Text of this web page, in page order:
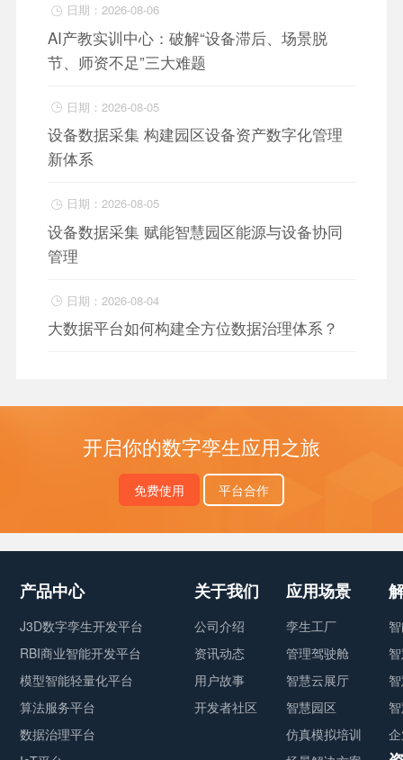
 日期：2026-08-06
AI产教实训中心：破解“设备滞后、场景脱
节、师资不足”三大难题
 日期：2026-08-05
设备数据采集 构建园区设备资产数字化管理
新体系
 日期：2026-08-05
设备数据采集 赋能智慧园区能源与设备协同
管理
 日期：2026-08-04
大数据平台如何构建全方位数据治理体系？
开启你的数字孪生应用之旅
免费使用 平台合作
产品中心
J3D数字孪生开发平台
RBI商业智能开发平台
模型智能轻量化平台
算法服务平台
数据治理平台
关于我们
公司介绍
资讯动态
用户故事
开发者社区
应用场景
孪生工厂
管理驾驶舱
智慧云展厅
智慧园区
仿真模拟培训